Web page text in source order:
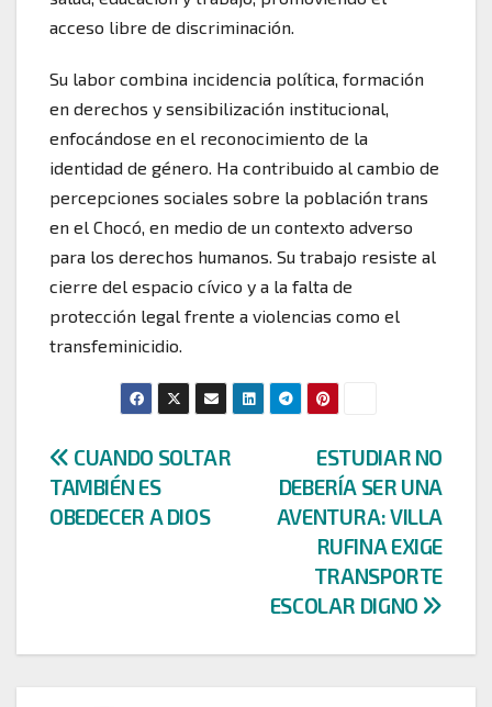
acceso libre de discriminación.
Su labor combina incidencia política, formación
en derechos y sensibilización institucional,
enfocándose en el reconocimiento de la
identidad de género. Ha contribuido al cambio de
percepciones sociales sobre la población trans
en el Chocó, en medio de un contexto adverso
para los derechos humanos. Su trabajo resiste al
cierre del espacio cívico y a la falta de
protección legal frente a violencias como el
transfeminicidio.
Navegación
de
ESTUDIAR NO
DEBERÍA SER UNA
AVENTURA: VILLA
RUFINA EXIGE
TRANSPORTE
ESCOLAR DIGNO
CUANDO SOLTAR
TAMBIÉN ES
OBEDECER A DIOS